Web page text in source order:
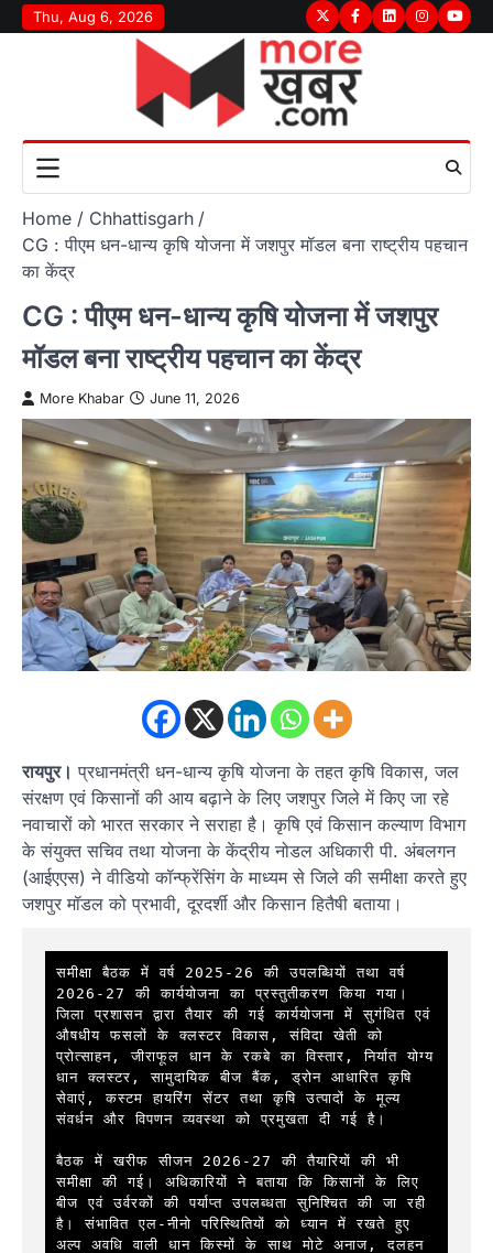
Skip
to
Thu, Aug 6, 2026 TwitterFacebook
LinkedInInstagram
Home
Chhattisgarh
CG : पीएम धन-धान्य कृषि योजना में जशपुर मॉडल बना राष्ट्रीय पहचान
का केंद्र
CG : पीएम धन-धान्य कृषि योजना में जशपुर
मॉडल बना राष्ट्रीय पहचान का केंद्र
More Khabar June 11, 2026
रायपुर। प्रधानमंत्री धन-धान्य कृषि योजना के तहत कृषि विकास, जल
संरक्षण एवं किसानों की आय बढ़ाने के लिए जशपुर जिले में किए जा रहे
नवाचारों को भारत सरकार ने सराहा है। कृषि एवं किसान कल्याण विभाग
के संयुक्त सचिव तथा योजना के केंद्रीय नोडल अधिकारी पी. अंबलगन
(आईएएस) ने वीडियो कॉन्फ्रेंसिंग के माध्यम से जिले की समीक्षा करते हुए
जशपुर मॉडल को प्रभावी, दूरदर्शी और किसान हितैषी बताया।
समीक्षा बैठक में वर्ष 2025-26 की उपलब्धियों तथा वर्ष
2026-27 की कार्ययोजना का प्रस्तुतीकरण किया गया।
जिला प्रशासन द्वारा तैयार की गई कार्ययोजना में सुगंधित एवं
औषधीय फसलों के क्लस्टर विकास, संविदा खेती को
प्रोत्साहन, जीराफूल धान के रकबे का विस्तार, निर्यात योग्य
धान क्लस्टर, सामुदायिक बीज बैंक, ड्रोन आधारित कृषि
सेवाएं, कस्टम हायरिंग सेंटर तथा कृषि उत्पादों के मूल्य
संवर्धन और विपणन व्यवस्था को प्रमुखता दी गई है।
बैठक में खरीफ सीजन 2026-27 की तैयारियों की भी
समीक्षा की गई। अधिकारियों ने बताया कि किसानों के लिए
बीज एवं उर्वरकों की पर्याप्त उपलब्धता सुनिश्चित की जा रही
है। संभावित एल-नीनो परिस्थितियों को ध्यान में रखते हुए
अल्प अवधि वाली धान किस्मों के साथ मोटे अनाज, दलहन